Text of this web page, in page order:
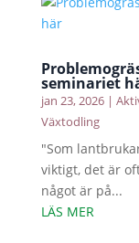
seminariet
jan 23, 2026|
Växtodling
"Som
viktigt, det är
något är på...
LÄS MER